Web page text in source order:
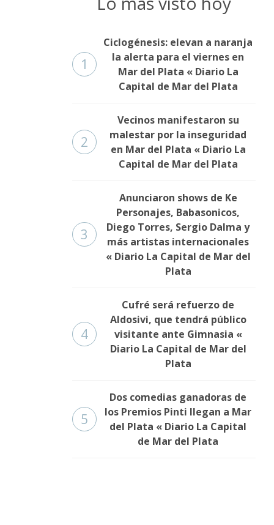
1
Ciclogénesis: elevan a naranja
la alerta para el viernes en
Mar del Plata « Diario La
Capital de Mar del Plata
2
Vecinos manifestaron su
malestar por la inseguridad
en Mar del Plata « Diario La
Capital de Mar del Plata
3
Anunciaron shows de Ke
Personajes, Babasonicos,
Diego Torres, Sergio Dalma y
más artistas internacionales
« Diario La Capital de Mar del
Plata
4
Cufré será refuerzo de
Aldosivi, que tendrá público
visitante ante Gimnasia «
Diario La Capital de Mar del
Plata
5
Dos comedias ganadoras de
los Premios Pinti llegan a Mar
del Plata « Diario La Capital
de Mar del Plata